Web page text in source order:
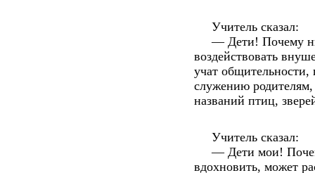
Учитель сказал:
— Дети! Почему
воздействовать
учат общительности,
служению
названий птиц,
Учитель сказал:
— Дети мои!
вдохновить, может